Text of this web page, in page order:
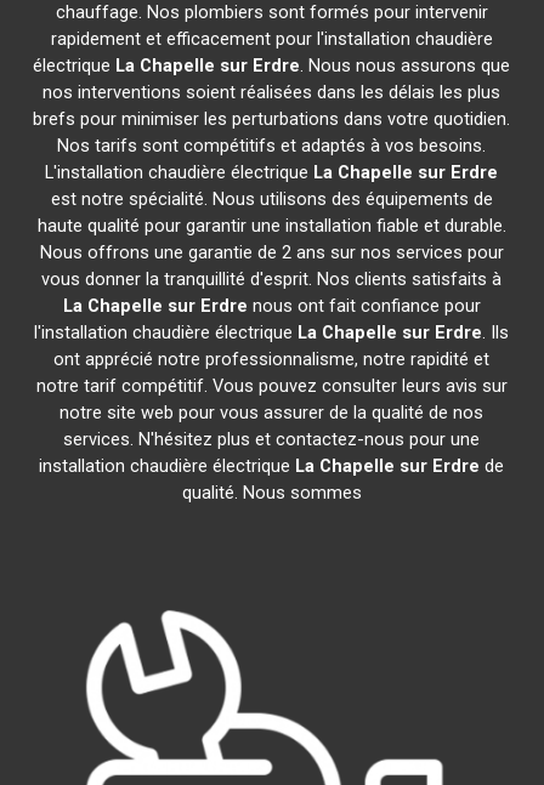
chauffage. Nos plombiers sont formés pour intervenir
rapidement et efficacement pour l'installation chaudière
électrique La Chapelle sur Erdre. Nous nous assurons que
nos interventions soient réalisées dans les délais les plus
brefs pour minimiser les perturbations dans votre quotidien.
Nos tarifs sont compétitifs et adaptés à vos besoins.
L'installation chaudière électrique La Chapelle sur Erdre
est notre spécialité. Nous utilisons des équipements de
haute qualité pour garantir une installation fiable et durable.
Nous offrons une garantie de 2 ans sur nos services pour
vous donner la tranquillité d'esprit. Nos clients satisfaits à
La Chapelle sur Erdre nous ont fait confiance pour
l'installation chaudière électrique La Chapelle sur Erdre. Ils
ont apprécié notre professionnalisme, notre rapidité et
notre tarif compétitif. Vous pouvez consulter leurs avis sur
notre site web pour vous assurer de la qualité de nos
services. N'hésitez plus et contactez-nous pour une
installation chaudière électrique La Chapelle sur Erdre de
qualité. Nous sommes